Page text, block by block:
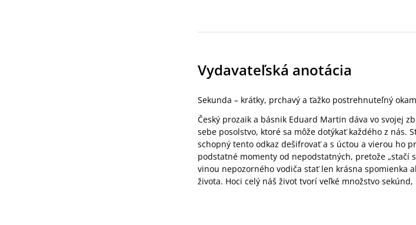
Vydavateľská anotácia
Sekunda – krátky, prchavý a ťažko postrehnuteľný
Český prozaik a básnik Eduard Martin dáva vo svojej
sebe posolstvo, ktoré sa môže dotýkať každého z nás.
schopný tento odkaz dešifrovať a s úctou a vierou ho
podstatné momenty od nepodstatných, pretože „stačí
vinou nepozorného vodiča stať len krásna
života. Hoci celý náš život tvorí veľké množstvo